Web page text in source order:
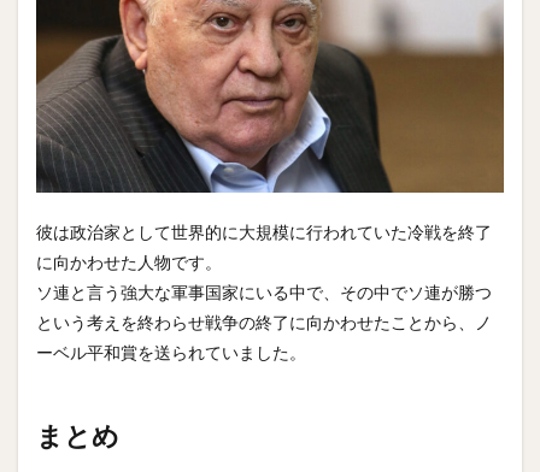
彼は政治家として世界的に大規模に行われていた冷戦を終了
に向かわせた人物です。
ソ連と言う強大な軍事国家にいる中で、その中でソ連が勝つ
という考えを終わらせ戦争の終了に向かわせたことから、ノ
ーベル平和賞を送られていました。
まとめ